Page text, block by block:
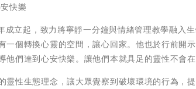
快樂
成立起，致力將寧靜一分鐘與情緒管理教學融入
一個轉換心靈的空間，讓心回家。他也於行前開
他們達到心安快樂。讓他們本就具足的靈性不會在
靈性生態理念，讓大眾覺察到破壞環境的行為，